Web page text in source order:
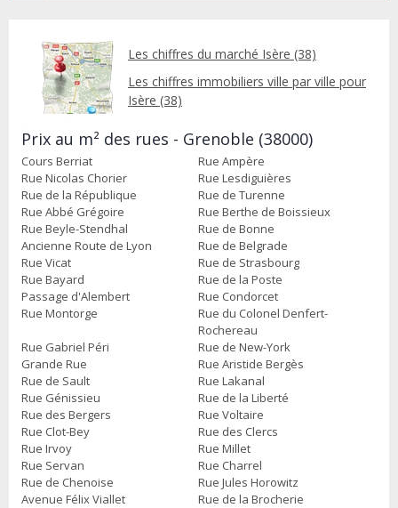
Les chiffres du marché Isère (38)
Les chiffres immobiliers ville par ville pour
Isère (38)
Prix au m² des rues - Grenoble (38000)
Cours Berriat
Rue Ampère
Rue Nicolas Chorier
Rue Lesdiguières
Rue de la République
Rue de Turenne
Rue Abbé Grégoire
Rue Berthe de Boissieux
Rue Beyle-Stendhal
Rue de Bonne
Ancienne Route de Lyon
Rue de Belgrade
Rue Vicat
Rue de Strasbourg
Rue Bayard
Rue de la Poste
Passage d'Alembert
Rue Condorcet
Rue Montorge
Rue du Colonel Denfert-
Rochereau
Rue Gabriel Péri
Rue de New-York
Grande Rue
Rue Aristide Bergès
Rue de Sault
Rue Lakanal
Rue Génissieu
Rue de la Liberté
Rue des Bergers
Rue Voltaire
Rue Clot-Bey
Rue des Clercs
Rue Irvoy
Rue Millet
Rue Servan
Rue Charrel
Rue de Chenoise
Rue Jules Horowitz
Avenue Félix Viallet
Rue de la Brocherie